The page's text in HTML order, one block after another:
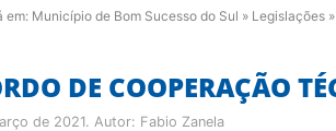
em: Município de Bom Sucesso do Sul » Legislações »
DE COOPERAÇÃO
de 2021. Autor: Fabio Zanela